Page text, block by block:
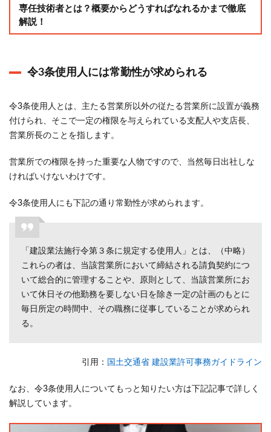
証明
には
必要
業許
取る
時に
性を
証明
する
の証
拠書
類一
覧
7
建設
は？
まと
専任技術者とは？概要からどうすればなれるかまで徹底
解説！
令3条使用人には常勤性が求められる
令3条使用人とは、主たる営業所以外の従たる営業所に設置が義務
付けられ、そこで一定の権限を与えられている支配人や支店長、
営業所長のことを指します。
営業所での権限を持った重要な人物ですので、当然毎日出社しな
ければいけないわけです。
令3条使用人にも下記の通り常勤性が求められます。
「建設業法施行令第３条に規定する使用人」とは、（中略）
これらの者は、当該営業所において締結される請負契約につ
いて総合的に管理することや、原則として、当該営業所にお
いて休日その他勤務を要しない日を除き一定の計画のもとに
毎日所定の時間中、その職務に従事していることが求められ
る。
引用 ： 国土交通省 建設業許可事務ガイドライン
なお、令3条使用人についてもっと知りたい方は下記記事で詳しく
解説しています。